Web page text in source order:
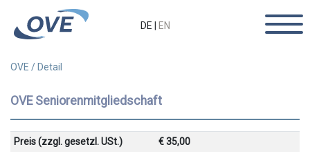
DE EN
OVE / Detail
OVE Seniorenmitgliedschaft
Preis (zzgl. gesetzl. USt.) € 35,00